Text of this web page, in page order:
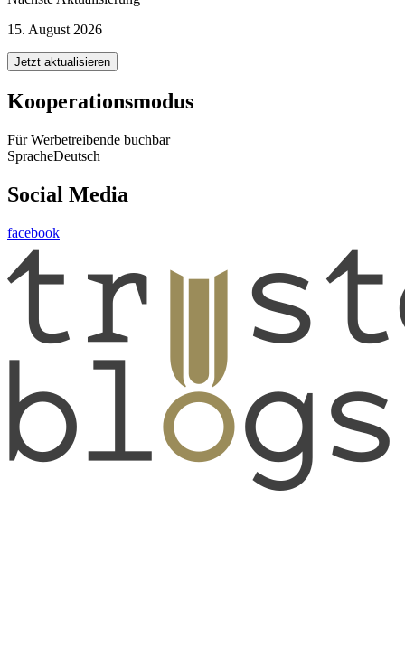
15. August 2026
Jetzt aktualisieren
Kooperationsmodus
Für Werbetreibende buchbar
SpracheDeutsch
Social Media
facebook